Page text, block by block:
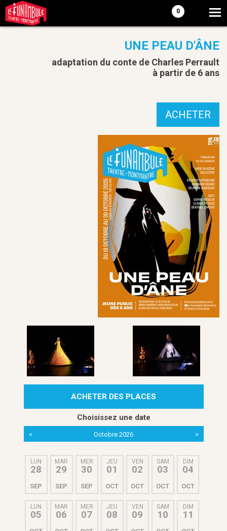
0
UNE PEAU D'ÂNE
adaptation du conte de Charles Perrault
à partir de 6 ans
ACHETER
ACHETER DES PLACES
Choisissez une date
< Octobre 2026 >
LUN
28
SEP
MAR
29
SEP
MER
30
SEP
JEU
01
OCT
VEN
02
OCT
SAM
03
OCT
DIM
04
OCT
LUN
05
MAR
06
MER
07
JEU
08
VEN
09
SAM
10
DIM
11